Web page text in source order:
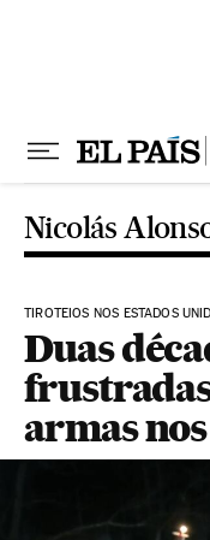
Nicolás
TIROTEIOS NOS ESTADOS
Duas
armas